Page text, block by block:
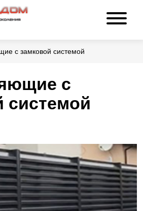
с замковой системой
с
системой